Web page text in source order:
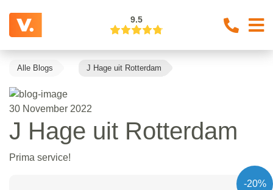
9.5
Alle Blogs J Hage uit Rotterdam
30 November 2022
J Hage uit Rotterdam
Prima service!
-20%